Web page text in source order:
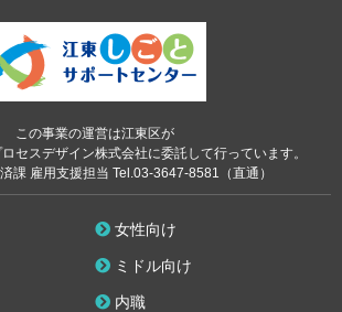
この事業の運営は江東区が
セスデザイン株式会社に委託して行っています。
課 雇用支援担当 Tel.03-3647-8581（直通）
女性向け
ミドル向け
内職